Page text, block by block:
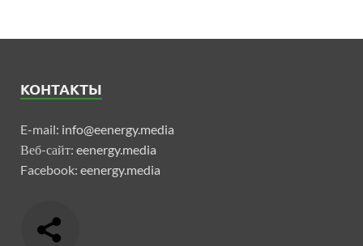
КОНТАКТЫ
E-mail: info@eenergy.media
Веб-сайт: eenergy.media
Facebook: eenergy.media